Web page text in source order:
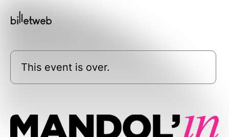
This event is over.